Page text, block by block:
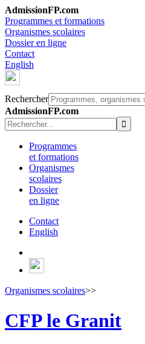
AdmissionFP.com
Programmes et formations
Organismes scolaires
Dossier en ligne
Contact
English
Rechercher
AdmissionFP.com
Programmes
et formations
Organismes
scolaires
Dossier
en ligne
Contact
English
Organismes scolaires>>
CFP le Granit